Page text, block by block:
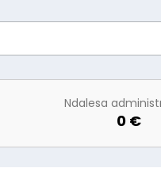
Ndalesa
0 €